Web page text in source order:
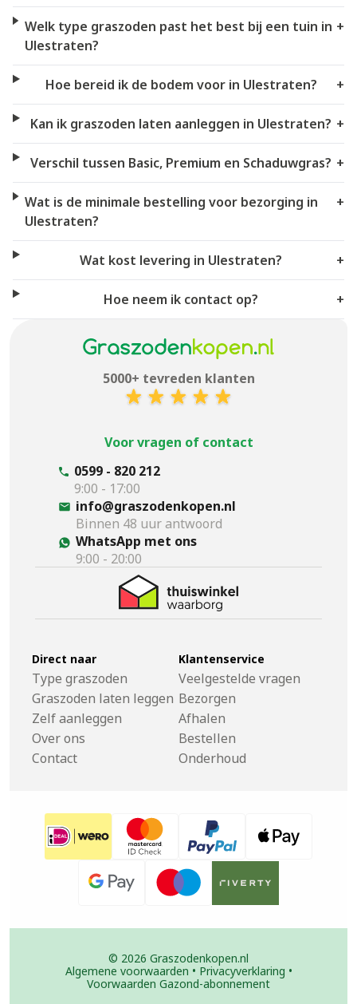
Welk type graszoden past het best bij een tuin in
Ulestraten?
+
Hoe bereid ik de bodem voor in Ulestraten? +
Kan ik graszoden laten aanleggen in Ulestraten? +
Verschil tussen Basic, Premium en Schaduwgras? +
Wat is de minimale bestelling voor bezorging in
Ulestraten?
+
Wat kost levering in Ulestraten? +
Hoe neem ik contact op? +
5000+ tevreden klanten
Voor vragen of contact
0599 - 820 212
9:00 - 17:00
info@graszodenkopen.nl
Binnen 48 uur antwoord
WhatsApp met ons
9:00 - 20:00
Direct naar
Type graszoden
Graszoden laten leggen
Zelf aanleggen
Over ons
Contact
Klantenservice
Veelgestelde vragen
Bezorgen
Afhalen
Bestellen
Onderhoud
© 2026 Graszodenkopen.nl
Algemene voorwaarden • Privacyverklaring •
Voorwaarden Gazond-abonnement